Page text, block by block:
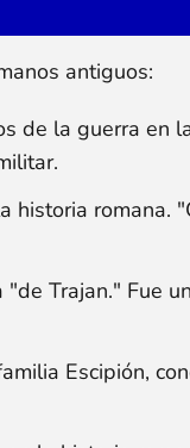
antiguos:
de la guerra en
historia romana.
Trajan." Fue
Escipión,